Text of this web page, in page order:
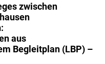
zwischen
aus
Begleitplan (LBP) –